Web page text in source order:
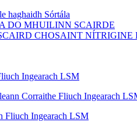
Ingearach LSM